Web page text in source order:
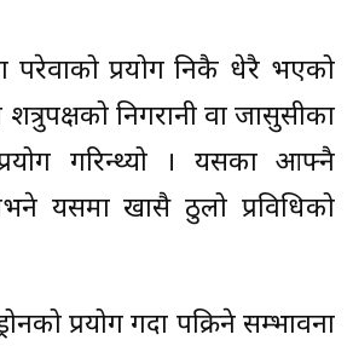
परेवाको प्रयोग निकै धेरै भएको
निगरानी वा जासुसीका
गरिन्थ्यो । यसका आफ्नै
यसमा खासै ठुलो प्रविधिको
प्रयोग गर्दा पक्रिने सम्भावना